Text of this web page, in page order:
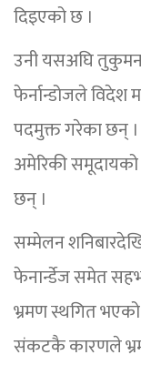
दिइएको छ ।
उनी यसअघि तुकुमन
फेर्नान्डोजले विदेश
पदमुक्त गरेका छन् ।
अमेरिकी
छन् ।
सम्मेलन
फेनार्न्डेज समेत
भ्रमण स्थगित
संकटकै कारणले